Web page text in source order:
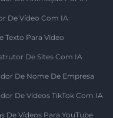
De Vídeo Com IA
Texto Para Vídeo
De Sites Com IA
De Nome De Empresa
De Vídeos TikTok Com IA
De Vídeos Para YouTube